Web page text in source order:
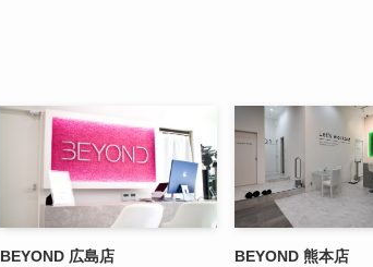
BEYOND 広島店 BEYOND 熊本店